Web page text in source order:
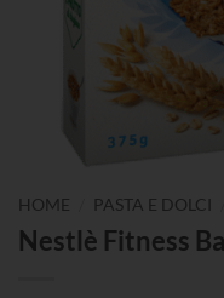
HOME PASTA E DOLCI
Nestlè Fitness